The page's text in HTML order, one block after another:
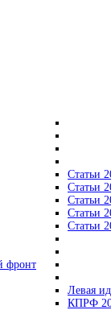
Статьи
Статьи
Статьи
Статьи
Статьи
фронт
Левая
КПРФ